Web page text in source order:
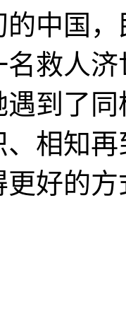
国，
名救人
到了
相知
更好的